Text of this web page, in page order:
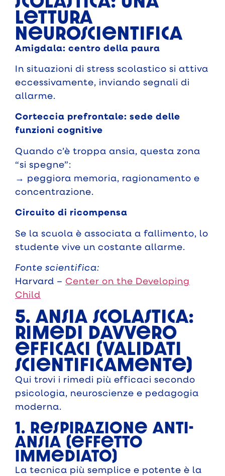
lettura
neuroscientifica
Amigdala: centro della paura
In situazioni di stress scolastico si attiva
eccessivamente, inviando segnali di
allarme.
Corteccia prefrontale: sede delle
funzioni cognitive
Quando c’è troppa ansia, questa zona
“si spegne”:
→ peggiora memoria, ragionamento e
concentrazione.
Circuito di ricompensa
Se la scuola è associata a fallimento, lo
studente vive un costante allarme.
Fonte scientifica:
Harvard – Center on the Developing
Child
5. Ansia scolastica:
rimedi davvero
efficaci (validati
scientificamente)
Qui trovi i rimedi più efficaci secondo
psicologia, neuroscienze e pedagogia
moderna.
1. Respirazione anti-
ansia (effetto
immediato)
La tecnica più semplice e potente è la